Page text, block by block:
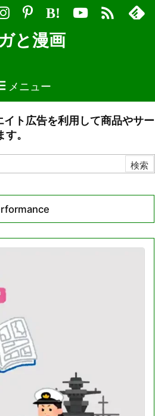
と漫画
メニュー
B! 
ト広告を利用して商品やサー
。